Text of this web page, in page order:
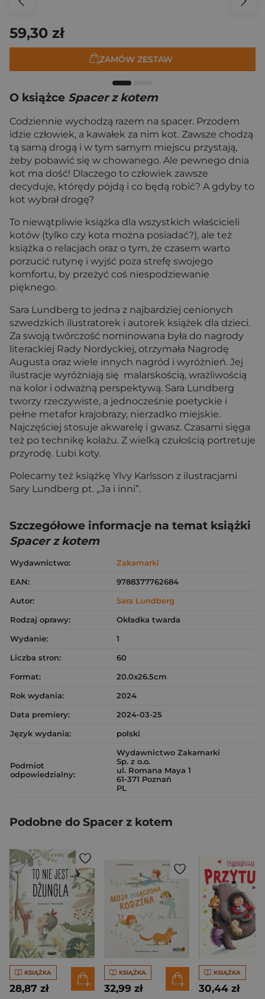
59,30 zł
ZAMÓW ZESTAW
O książce Spacer z kotem
Codziennie wychodzą razem na spacer. Przodem
idzie człowiek, a kawałek za nim kot. Zawsze chodzą
tą samą drogą i w tym samym miejscu przystają,
żeby pobawić się w chowanego. Ale pewnego dnia
kot ma dość! Dlaczego to człowiek zawsze
decyduje, którędy pójdą i co będą robić? A gdyby to
kot wybrał drogę?
To niewątpliwie książka dla wszystkich właścicieli
kotów (tylko czy kota można posiadać?), ale też
książka o relacjach oraz o tym, że czasem warto
porzucić rutynę i wyjść poza strefę swojego
komfortu, by przeżyć coś niespodziewanie
pięknego.
Sara Lundberg to jedna z najbardziej cenionych
szwedzkich ilustratorek i autorek książek dla dzieci.
Za swoją twórczość nominowana była do nagrody
literackiej Rady Nordyckiej, otrzymała Nagrodę
Augusta oraz wiele innych nagród i wyróżnień. Jej
ilustracje wyróżniają się malarskością, wrażliwością
na kolor i odważną perspektywą. Sara Lundberg
tworzy rzeczywiste, a jednocześnie poetyckie i
pełne metafor krajobrazy, nierzadko miejskie.
Najczęściej stosuje akwarelę i gwasz. Czasami sięga
też po technikę kolażu. Z wielką czułością portretuje
przyrodę. Lubi koty.
Polecamy też książkę Ylvy Karlsson z ilustracjami
Sary Lundberg pt. „Ja i inni”.
Szczegółowe informacje na temat książki
Spacer z kotem
Wydawnictwo:
Zakamarki
EAN:
9788377762684
Autor:
Sara Lundberg
Rodzaj oprawy:
Okładka twarda
Wydanie:
1
Liczba stron:
60
Format:
20.0x26.5cm
Rok wydania:
2024
Data premiery:
2024-03-25
Język wydania:
polski
Podmiot
odpowiedzialny:
Wydawnictwo Zakamarki
Sp. z o.o.
ul. Romana Maya 1
61-371 Poznań
PL
Podobne do Spacer z kotem
KSIĄŻKA
28,87 zł
KSIĄŻKA
32,99 zł
KSIĄŻKA
30,44 zł